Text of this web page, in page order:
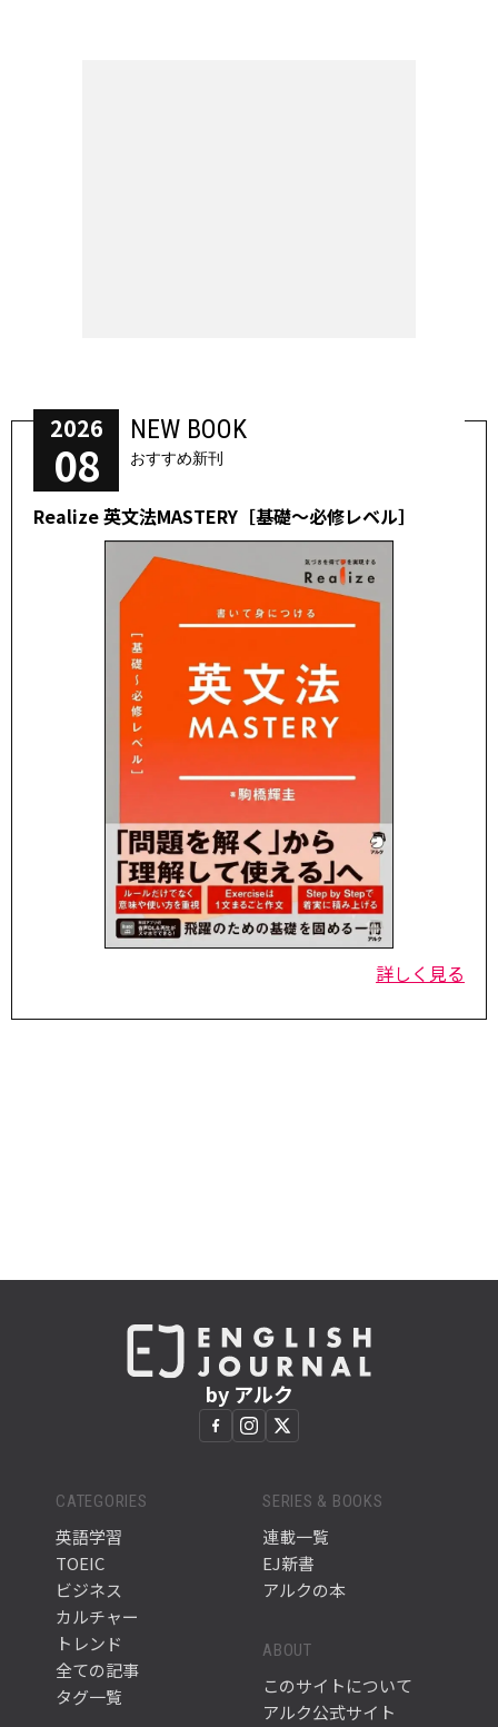
2026
08
NEW BOOK
おすすめ新刊
Realize 英文法MASTERY［基礎～必修レベル］
詳しく見る
by アルク
CATEGORIES
英語学習
TOEIC
ビジネス
カルチャー
トレンド
全ての記事
タグ一覧
SERIES & BOOKS
連載一覧
EJ新書
アルクの本
ABOUT
このサイトについて
アルク公式サイト